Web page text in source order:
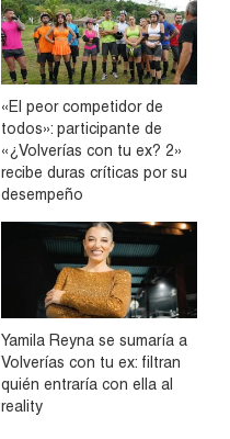
«El peor competidor de
todos»: participante de
«¿Volverías con tu ex? 2»
recibe duras críticas por su
desempeño
Yamila Reyna se sumaría a
Volverías con tu ex: filtran
quién entraría con ella al
reality